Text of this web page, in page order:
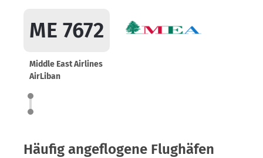
ME 7672
Middle East Airlines
AirLiban
Häufig angeflogene Flughäfen